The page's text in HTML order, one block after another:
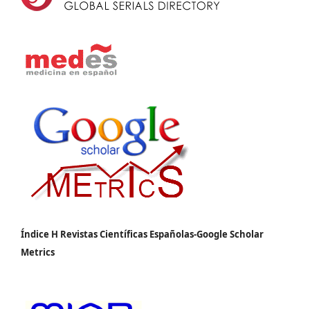
Índice H Revistas Científicas Españolas-Google Scholar
Metrics